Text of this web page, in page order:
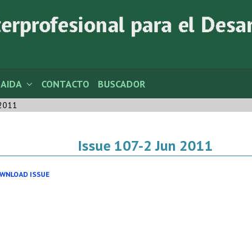
CONTACTO BUSCADOR
Issue 107-2 Jun 2011
ISSUE